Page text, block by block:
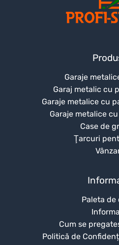
Garaje
Garaj metalic cu
Garaje metalice cu
Garaje metalice
Case de
Ţarcuri
Paleta de
Cum se
Politică de